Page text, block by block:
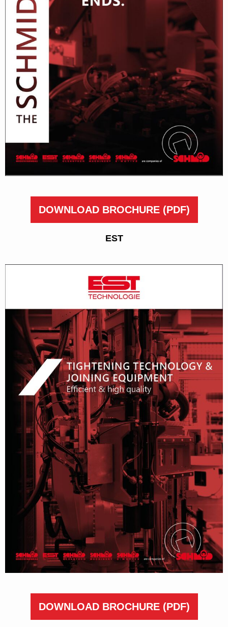
DOWNLOAD BROCHURE (PDF)
EST
DOWNLOAD BROCHURE (PDF)